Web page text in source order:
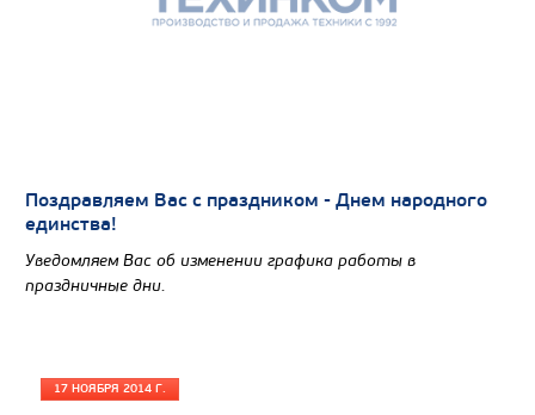
Поздравляем Вас с праздником - Днем народного
единства!
Уведомляем Вас об изменении графика работы в
праздничные дни.
17 НОЯБРЯ 2014 Г.